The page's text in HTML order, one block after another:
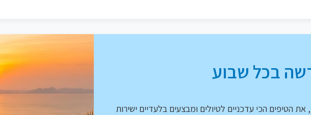
בכל שבוע
הטיפים הכי עדכניים לטיולים ומבצעים בלעדיים ישירות